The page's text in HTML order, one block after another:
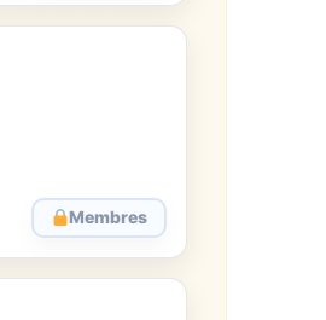
Membres